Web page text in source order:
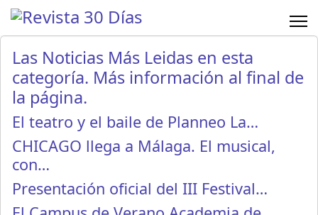
Las Noticias Más Leidas en esta
categoría. Más información al final de
la página.
El teatro y el baile de Planneo La…
CHICAGO llega a Málaga. El musical,
con…
Presentación oficial del III Festival…